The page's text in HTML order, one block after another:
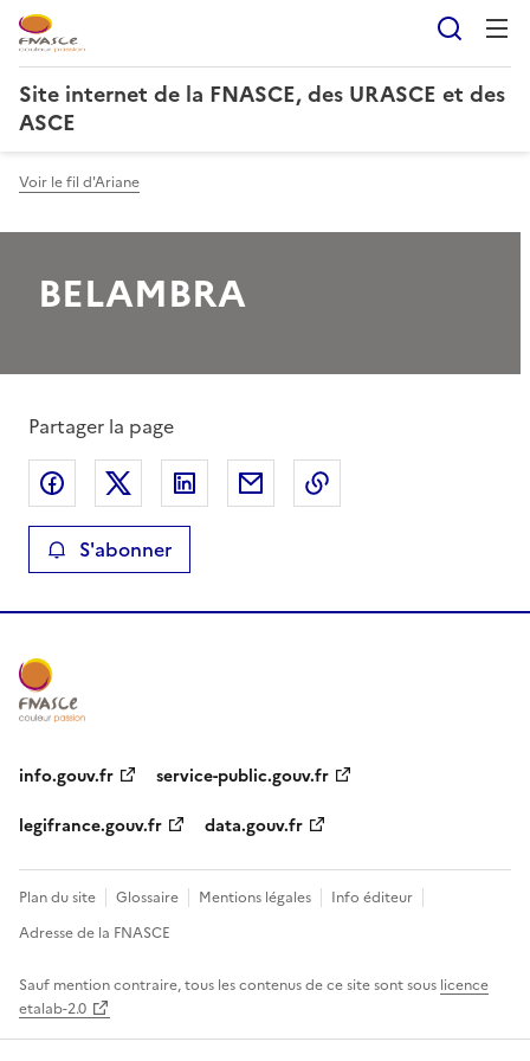
Site internet de la FNASCE, des URASCE et des
ASCE
Voir le fil d'Ariane
BELAMBRA
Partager la page
Partager sur Facebook
Partager sur XPartager sur LinkedIn
Partager par email
S'abonner
info.gouv.fr
service-public.gouv.fr
legifrance.gouv.fr
data.gouv.fr
Plan du site Glossaire Mentions légales
Info éditeur
Adresse de la FNASCE
Sauf mention contraire, tous les contenus de ce site sont sous licence
etalab-2.0